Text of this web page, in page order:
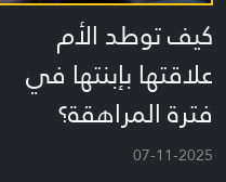
كيف توطد الأم
علاقتها بإبنتها في
فترة المراهقة؟
07-11-2025